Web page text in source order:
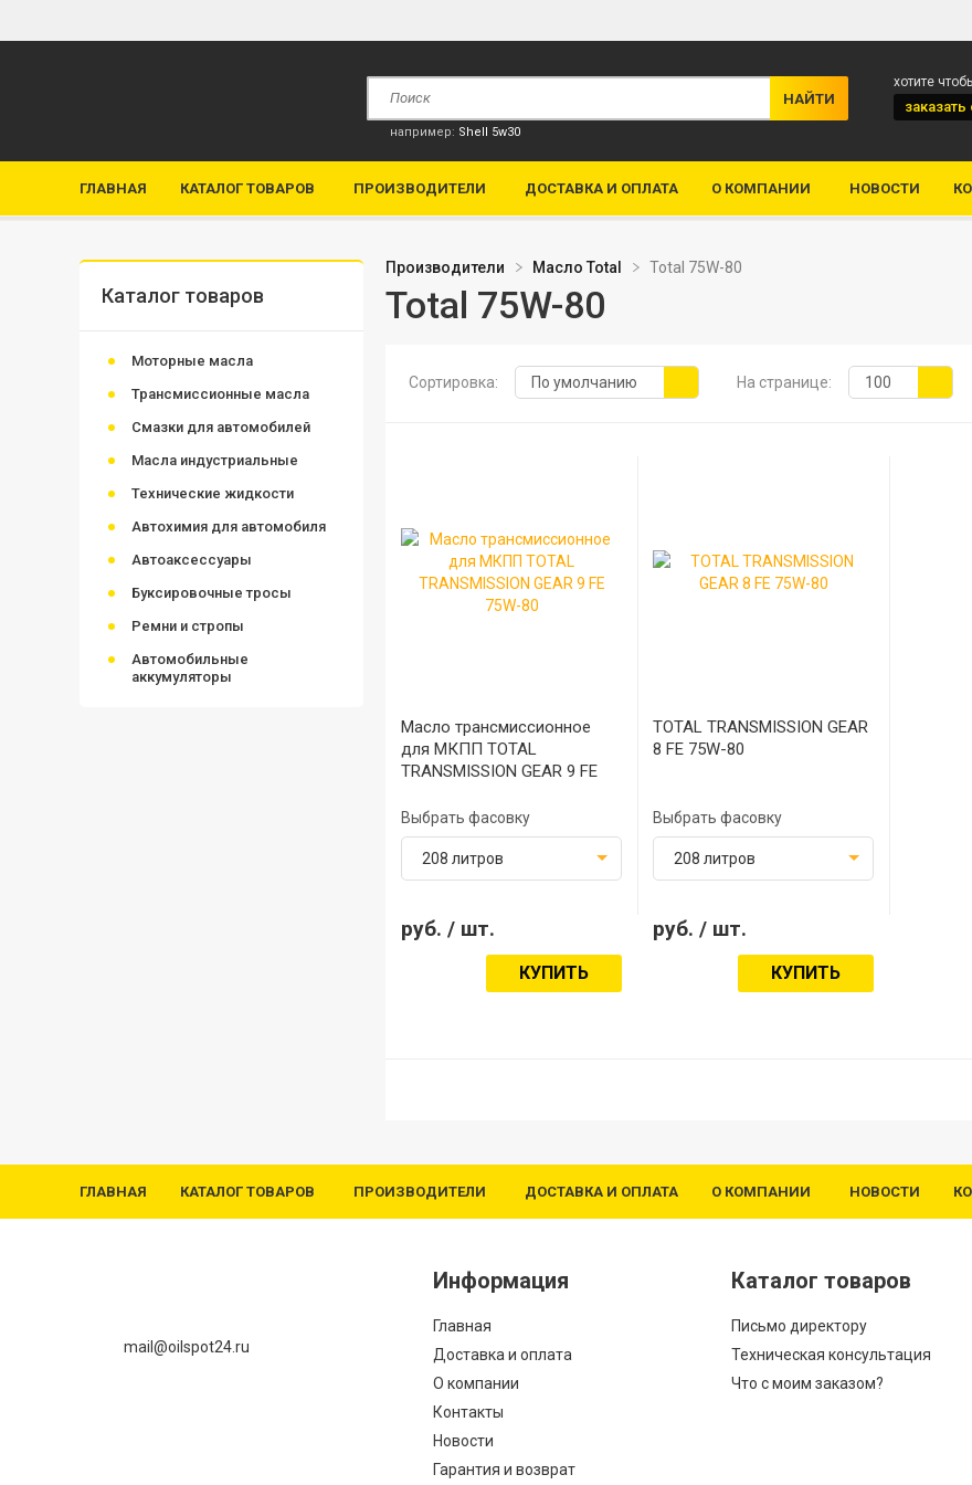
например: Shell 5w30
хотите
заказать
ГЛАВНАЯ КАТАЛОГ ТОВАРОВ ПРОИЗВОДИТЕЛИ ДОСТАВКА И ОПЛАТА О КОМПАНИИ НОВОСТИ
Каталог товаров
Моторные масла
Трансмиссионные масла
Смазки для автомобилей
Масла индустриальные
Технические жидкости
Автохимия для автомобиля
Автоаксессуары
Буксировочные тросы
Ремни и стропы
Автомобильные
аккумуляторы
Производители Масло Total Total 75W-80
Total 75W-80
Сортировка: По умолчанию На странице: 100
Масло трансмиссионное
для МКПП TOTAL
TRANSMISSION GEAR 9 FE
Выбрать фасовку
208 литров
руб. / шт.
КУПИТЬ
TOTAL TRANSMISSION GEAR
8 FE 75W-80
Выбрать фасовку
208 литров
руб. / шт.
КУПИТЬ
ГЛАВНАЯ КАТАЛОГ ТОВАРОВ ПРОИЗВОДИТЕЛИ ДОСТАВКА И ОПЛАТА О КОМПАНИИ НОВОСТИ
mail@oilspot24.ru
Информация
Главная
Доставка и оплата
О компании
Контакты
Новости
Гарантия и возврат
Каталог товаров
Письмо директору
Техническая консультация
Что с моим заказом?